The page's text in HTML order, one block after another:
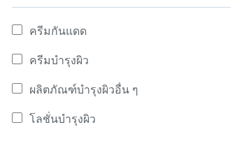
บำรุงผิวหน้า
ป้องกันผิวหน้าแก่ก่อนวัยได้
ครีมกันแดด
ค้นหาจาก มอยซ์เจอไรเซอร์บำรุงผิว: ครีมกันแดด
ครีมบำรุงผิว
ค้นหาจาก มอยซ์เจอไรเซอร์บำรุงผิว: ครีมบำรุงผิว
ผลิตภัณฑ์บำรุงผิวอื่น ๆ
ค้นหาจาก มอยซ์เจอไรเซอร์บำรุงผิว: ผลิตภัณฑ์บำ
โลชั่นบำรุงผิว
ค้นหาจาก มอยซ์เจอไรเซอร์บำรุงผิว: โลชั่นบำรุงผิ